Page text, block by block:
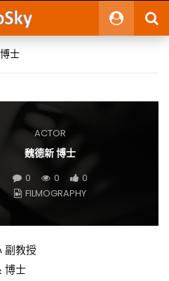
士
ACTOR
魏德新 博士
0 0
0
FILMOGRAPHY
副教授
博士